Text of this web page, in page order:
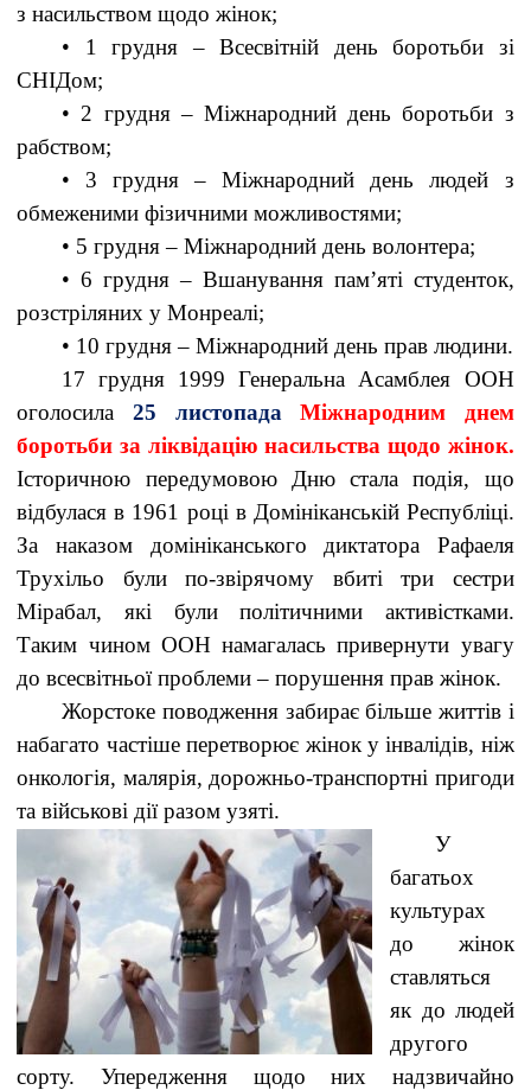
з насильством щодо жінок;
• 1 грудня – Всесвітній день боротьби зі
СНІДом;
• 2 грудня – Міжнародний день боротьби з
рабством;
• 3 грудня – Міжнародний день людей з
обмеженими фізичними можливостями;
• 5 грудня – Міжнародний день волонтера;
• 6 грудня – Вшанування пам’яті студенток,
розстріляних у Монреалі;
• 10 грудня – Міжнародний день прав людини.
17 грудня 1999 Генеральна Асамблея ООН
оголосила 25 листопада
Міжнародним днем
боротьби за ліквідацію насильства щодо жінок.
Історичною передумовою Дню стала подія, що
відбулася в 1961 році в Домініканській Республіці.
За наказом домініканського диктатора Рафаеля
Трухільо були по-звірячому вбиті три сестри
Мірабал, які були політичними активістками.
Таким чином ООН намагалась привернути увагу
до всесвітньої проблеми – порушення прав жінок.
Жорстоке поводження забирає більше життів і
набагато частіше перетворює жінок у інвалідів, ніж
онкологія, малярія, дорожньо-транспортні пригоди
та військові дії разом узяті.
У
багатьох
культурах
до жінок
ставляться
як до людей
другого
сорту. Упередження щодо них надзвичайно